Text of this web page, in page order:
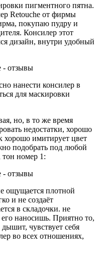
пигментного пятна.
Retouche от фирмы
покупаю пудру и
Консилер этот
дизайн, внутри удобный
нанести консилер в
для маскировки
но, в то же время
недостатки, хорошо
хорошо имитирует цвет
подобрать под любой
номер 1:
ощущается плотной
и не создаёт
в складочки. не
его наносишь. Приятно то,
чувствует себя
во всех отношениях,